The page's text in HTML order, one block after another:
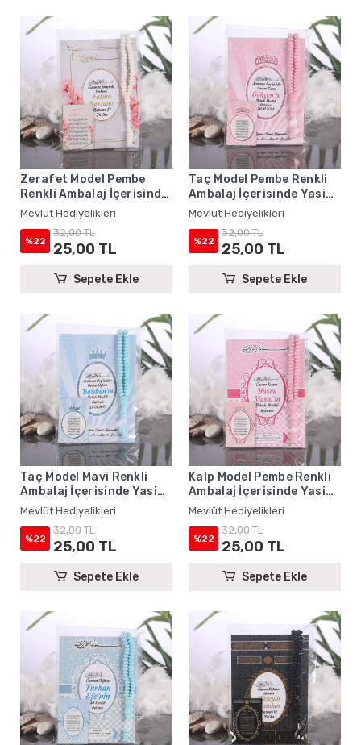
Zerafet Model Pembe
Renkli Ambalaj İçerisinde
Yasin Kitabı, Magnet ve
Tesbih - Mevlüt
Hediyelikleri
Mevlüt Hediyelikleri
%22
32,00 TL
25,00 TL
Sepete Ekle
Taç Model Pembe Renkli
Ambalaj İçerisinde Yasin
Kitabı, Magnet ve Tesbih -
Mevlüt Hediyelikleri
Mevlüt Hediyelikleri
%22
32,00 TL
25,00 TL
Sepete Ekle
Taç Model Mavi Renkli
Ambalaj İçerisinde Yasin
Kitabı, Magnet ve Tesbih -
Mevlüt Hediyelikleri
Mevlüt Hediyelikleri
%22
32,00 TL
25,00 TL
Sepete Ekle
Kalp Model Pembe Renkli
Ambalaj İçerisinde Yasin
Kitabı, Magnet ve Tesbih -
Mevlüt Hediyelikleri
Mevlüt Hediyelikleri
%22
32,00 TL
25,00 TL
Sepete Ekle